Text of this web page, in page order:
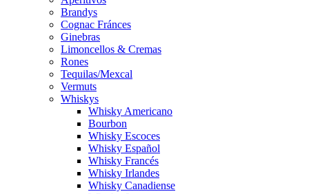
Brandys
Cognac Fránces
Ginebras
Limoncellos & Cremas
Rones
Tequilas/Mexcal
Vermuts
Whiskys
Whisky Americano
Bourbon
Whisky Escoces
Whisky Español
Whisky Francés
Whisky Irlandes
Whisky Canadiense